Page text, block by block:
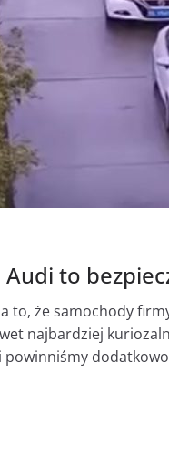
to
to, że samochody
najbardziej